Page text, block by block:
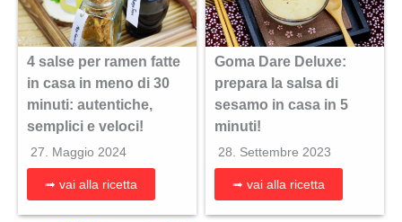
4 salse per ramen fatte
in casa in meno di 30
minuti: autentiche,
semplici e veloci!
27. Maggio 2024
➟ vai alla ricetta
Goma Dare Deluxe:
prepara la salsa di
sesamo in casa in 5
minuti!
28. Settembre 2023
➟ vai alla ricetta